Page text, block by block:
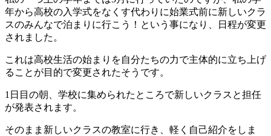
年から高校の入学式をなくす代わりに始業式前に新しいクラ
スのみんなで泊まりに行こう！という事になり、日程が変更
されました。
これは高校生活の始まりを自分たちの力で主体的に立ち上げ
ることが目的で変更されたそうです。
1日目の朝、学校に集められたところで新しいクラスと担任
が発表されます。
そのまま新しいクラスの教室に行き、軽く自己紹介をしま